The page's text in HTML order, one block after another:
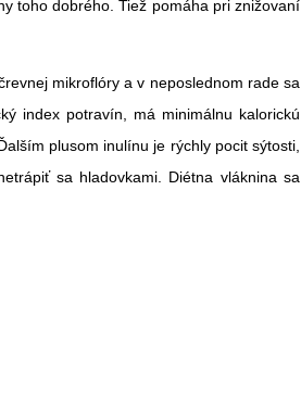
toho dobrého. Tiež pomáha pri znižovaní
mikroflóry a v neposlednom rade sa
index potravín, má minimálnu kalorickú
plusom inulínu je rýchly pocit sýtosti,
sa hladovkami. Diétna vláknina sa